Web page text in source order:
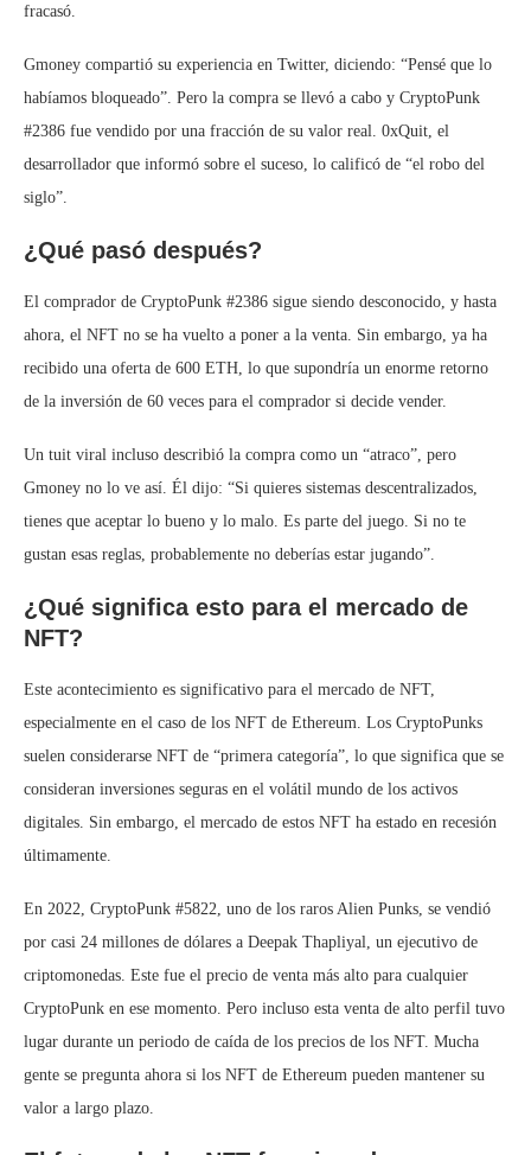
fracasó.
Gmoney compartió su experiencia en Twitter, diciendo: “Pensé que lo
habíamos bloqueado”. Pero la compra se llevó a cabo y CryptoPunk
#2386 fue vendido por una fracción de su valor real. 0xQuit, el
desarrollador que informó sobre el suceso, lo calificó de “el robo del
siglo”.
¿Qué pasó después?
El comprador de CryptoPunk #2386 sigue siendo desconocido, y hasta
ahora, el NFT no se ha vuelto a poner a la venta. Sin embargo, ya ha
recibido una oferta de 600 ETH, lo que supondría un enorme retorno
de la inversión de 60 veces para el comprador si decide vender.
Un tuit viral incluso describió la compra como un “atraco”, pero
Gmoney no lo ve así. Él dijo: “Si quieres sistemas descentralizados,
tienes que aceptar lo bueno y lo malo. Es parte del juego. Si no te
gustan esas reglas, probablemente no deberías estar jugando”.
¿Qué significa esto para el mercado de
NFT?
Este acontecimiento es significativo para el mercado de NFT,
especialmente en el caso de los NFT de Ethereum. Los CryptoPunks
suelen considerarse NFT de “primera categoría”, lo que significa que se
consideran inversiones seguras en el volátil mundo de los activos
digitales. Sin embargo, el mercado de estos NFT ha estado en recesión
últimamente.
En 2022, CryptoPunk #5822, uno de los raros Alien Punks, se vendió
por casi 24 millones de dólares a Deepak Thapliyal, un ejecutivo de
criptomonedas. Este fue el precio de venta más alto para cualquier
CryptoPunk en ese momento. Pero incluso esta venta de alto perfil tuvo
lugar durante un periodo de caída de los precios de los NFT. Mucha
gente se pregunta ahora si los NFT de Ethereum pueden mantener su
valor a largo plazo.